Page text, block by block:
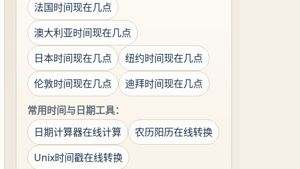
法国时间现在几点
澳大利亚时间现在几点
日本时间现在几点
纽约时间现在几点
伦敦时间现在几点
迪拜时间现在几点
常用时间与日期工具：
日期计算器在线计算
农历阳历在线转换
Unix时间戳在线转换